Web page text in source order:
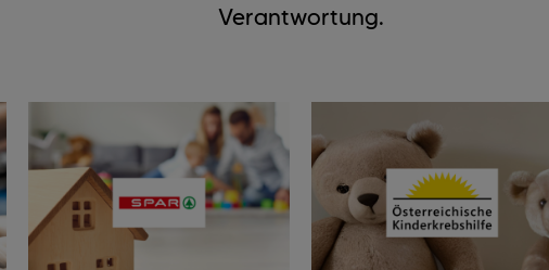
Verantwortung.